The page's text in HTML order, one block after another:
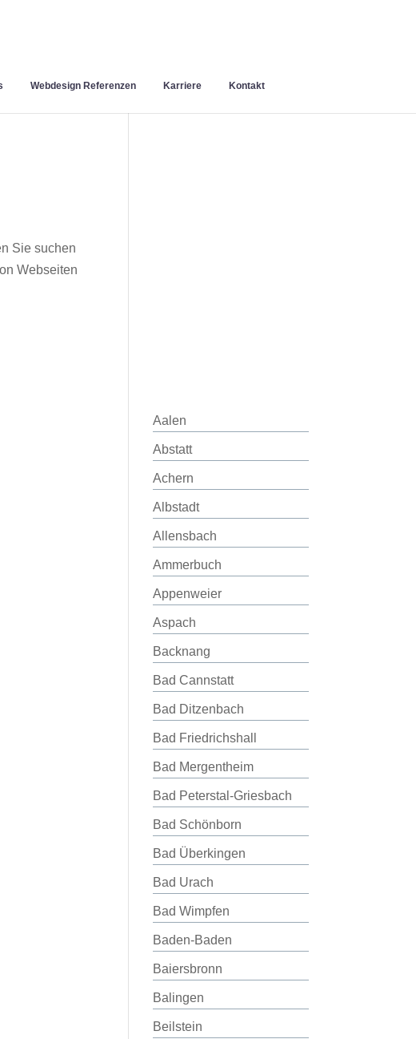
Webdesign Referenzen Karriere Kontakt
Sie suchen
Webseiten
Aalen
Abstatt
Achern
Albstadt
Allensbach
Ammerbuch
Appenweier
Aspach
Backnang
Bad Cannstatt
Bad Ditzenbach
Bad Friedrichshall
Bad Mergentheim
Bad Peterstal-Griesbach
Bad Schönborn
Bad Überkingen
Bad Urach
Bad Wimpfen
Baden-Baden
Baiersbronn
Balingen
Beilstein